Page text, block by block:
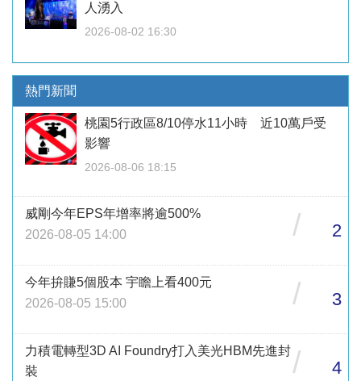
人湧入
2026-08-02 16:30
熱門新聞
桃園5行政區8/10停水11小時 近10萬戶受
影響
2026-08-06 18:15
威剛今年EPS年增率將逾500%
2026-08-05 14:00
/ 2
今年拚賺5個股本 宇瞻上看400元
2026-08-05 15:00
/ 3
力積電轉型3D AI Foundry打入美光HBM先進封
裝
/ 4